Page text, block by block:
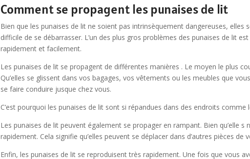
Comment se propagent les punaises de lit
Bien que les punaises de lit ne soient pas intrinsèquement dangereuses,
difficile de se débarrasser. L’un des plus gros problèmes des punaises de lit
rapidement et facilement.
Les punaises de lit se propagent de différentes manières . Le moyen le plus
Qu’elles se glissent dans vos bagages, vos vêtements ou les meubles que
se faire conduire jusque chez vous.
C’est pourquoi les punaises de lit sont si répandues dans des endroits
Les punaises de lit peuvent également se propager en rampant. Bien qu’elle
rapidement. Cela signifie qu’elles peuvent se déplacer dans d’autres pièces
Enfin, les punaises de lit se reproduisent très rapidement. Une fois que vous